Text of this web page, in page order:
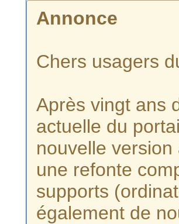
Annonce
Chers usagers
Après vingt ans
actuelle du
nouvelle version
une refonte
supports
également de